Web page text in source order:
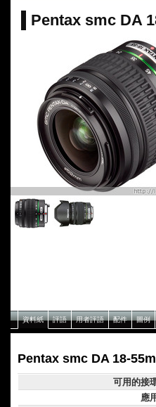
Pentax smc DA
資料紙 評語 用者評語 配件 圖例
Pentax smc DA 18-
可用的接
應